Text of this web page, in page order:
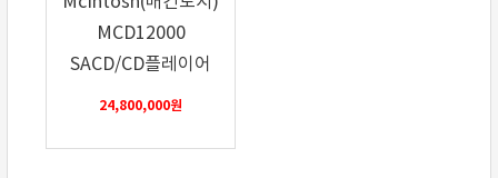
MCD12000
SACD/CD플레이어
24,800,000원